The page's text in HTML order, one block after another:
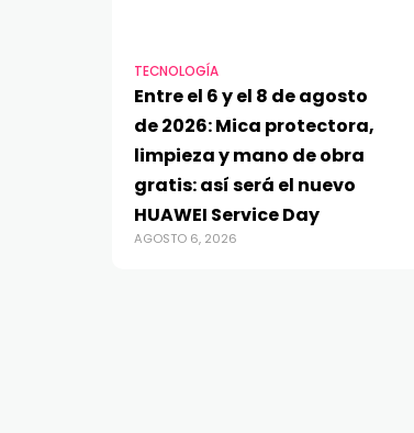
TECNOLOGÍA
Entre el 6 y el 8 de agosto
de 2026: Mica protectora,
limpieza y mano de obra
gratis: así será el nuevo
HUAWEI Service Day
AGOSTO 6, 2026